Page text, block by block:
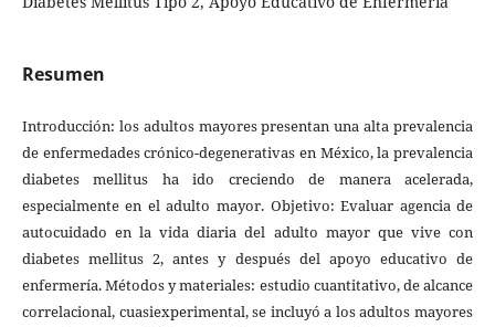
Resumen
Introducción: los adultos mayores presentan una alta prevalencia
de enfermedades crónico-degenerativas en México, la prevalencia
diabetes mellitus ha ido creciendo de manera acelerada,
especialmente en el adulto mayor. Objetivo: Evaluar agencia de
autocuidado en la vida diaria del adulto mayor que vive con
diabetes mellitus 2, antes y después del apoyo educativo de
enfermería. Métodos y materiales: estudio cuantitativo, de alcance
correlacional, cuasiexperimental, se incluyó a los adultos mayores